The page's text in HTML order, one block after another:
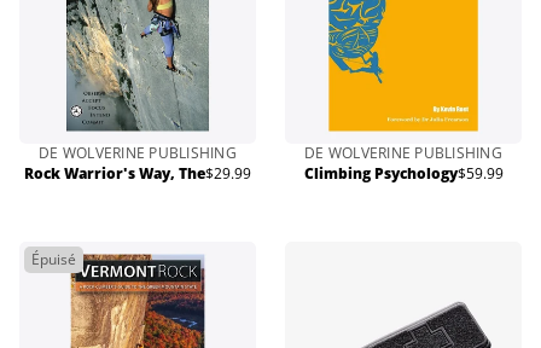
DE WOLVERINE PUBLISHING
Rock Warrior's Way, ThePrix
$29.99
DE WOLVERINE PUBLISHING
Climbing PsychologyPrix
$59.99
Épuisé